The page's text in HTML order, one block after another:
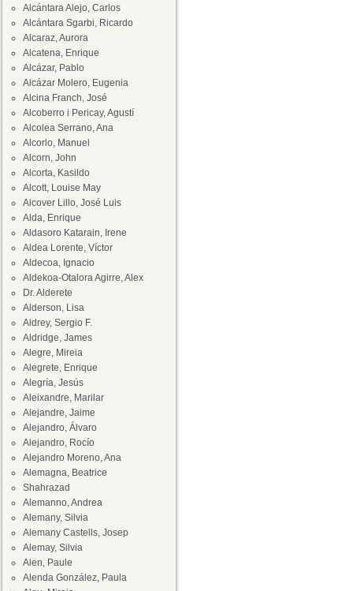
Alcántara Alejo, Carlos
Alcántara Sgarbi, Ricardo
Alcaraz, Aurora
Alcatena, Enrique
Alcázar, Pablo
Alcázar Molero, Eugenia
Alcina Franch, José
Alcoberro i Pericay, Agustí
Alcolea Serrano, Ana
Alcorlo, Manuel
Alcorn, John
Alcorta, Kasildo
Alcott, Louise May
Alcover Lillo, José Luis
Alda, Enrique
Aldasoro Katarain, Irene
Aldea Lorente, Víctor
Aldecoa, Ignacio
Aldekoa-Otalora Agirre, Alex
Dr. Alderete
Alderson, Lisa
Aldrey, Sergio F.
Aldridge, James
Alegre, Mireia
Alegrete, Enrique
Alegría, Jesús
Aleixandre, Marilar
Alejandre, Jaime
Alejandro, Álvaro
Alejandro, Rocío
Alejandro Moreno, Ana
Alemagna, Beatrice
Shahrazad
Alemanno, Andrea
Alemany, Silvia
Alemany Castells, Josep
Alemay, Silvia
Alen, Paule
Alenda González, Paula